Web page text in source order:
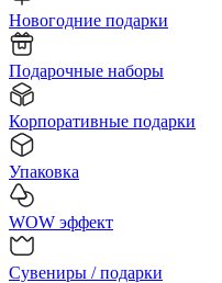
Новогодние подарки
Подарочные наборы
Корпоративные подарки
Упаковка
WOW эффект
Сувениры / подарки